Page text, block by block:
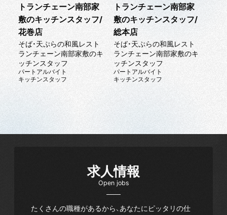
トランチェーン南部家
敷のキッチンスタッフ/
花巻店
そば・天ぷらの和風レスト
ランチェーン南部家敷のキ
ッチンスタッフ
パートアルバイト
キッチンスタッフ
トランチェーン南部家
敷のキッチンスタッフ/
総本店
そば・天ぷらの和風レスト
ランチェーン南部家敷のキ
ッチンスタッフ
パートアルバイト
キッチンスタッフ
求人情報
Open jobs
たくさんの職種があるから、あなたにピッタリの仕